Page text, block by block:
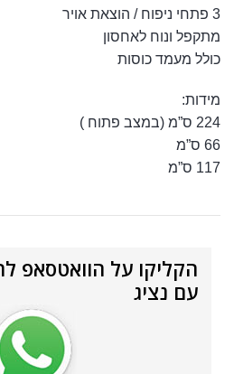
3 פתחי ניפוח / הוצאת אויר
מתקפל ונוח לאחסון
כולל מעמד כוסות
מידות:
224 ס”מ (במצב פתוח )
66 ס”מ
117 ס”מ
הקליקו על הוואטסאפ
עם נציג